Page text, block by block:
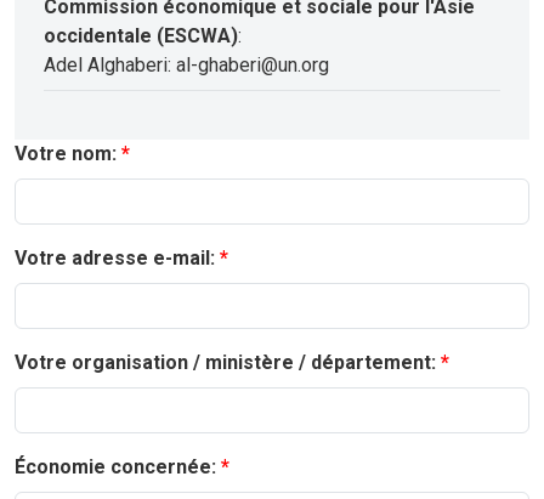
Commission économique et sociale pour l'Asie
occidentale (ESCWA):
Adel Alghaberi: al-ghaberi@un.org
Votre nom:
Votre adresse e-mail:
Votre organisation / ministère / département:
Économie concernée: